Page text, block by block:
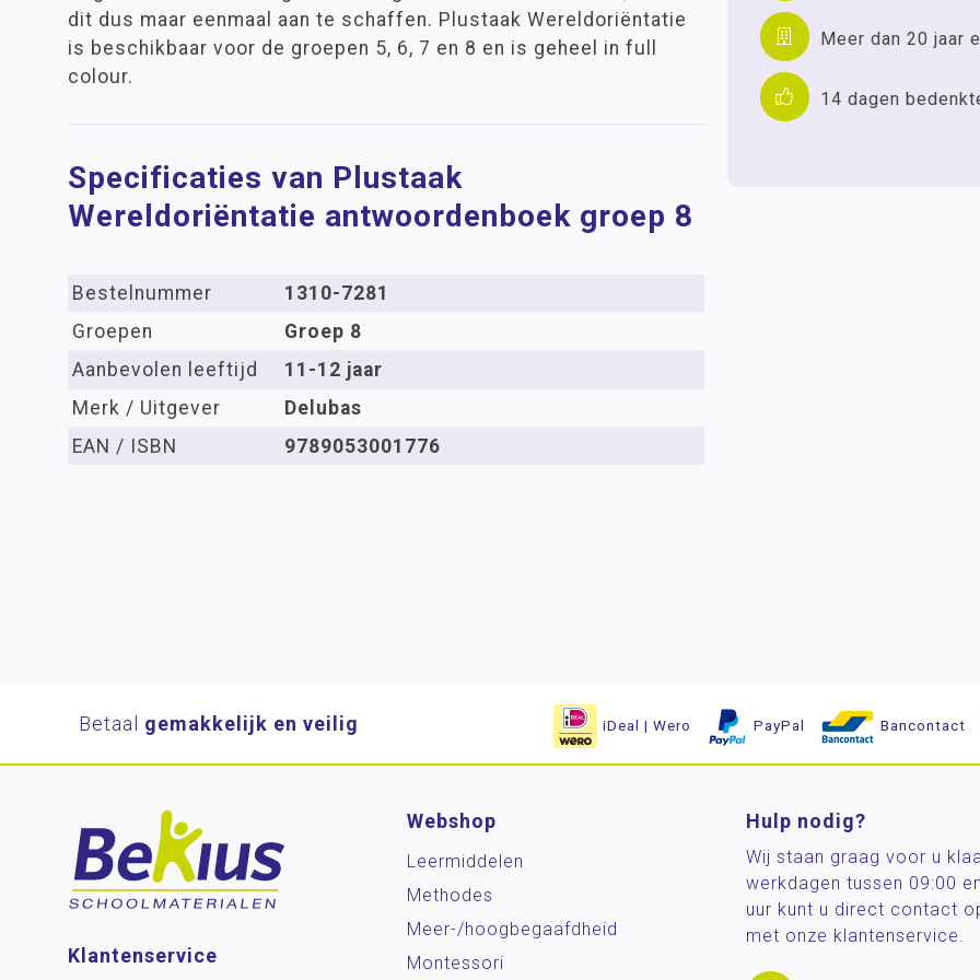
Meer dan 20 jaar
14 dagen
dit dus maar eenmaal aan te schaffen. Plustaak Wereldoriëntatie
is beschikbaar voor de groepen 5, 6, 7 en 8 en is geheel in full
colour.
Specificaties van Plustaak
Wereldoriëntatie antwoordenboek groep 8
Bestelnummer
1310-7281
Groepen
Groep 8
Aanbevolen leeftijd
11-12 jaar
Merk / Uitgever
Delubas
EAN / ISBN
9789053001776
Betaal gemakkelijk en veilig iDeal | Wero PayPal Bancontact
Klantenservice
Webshop
Leermiddelen
Methodes
Meer-/hoog­begaafdheid
Montessori
Hulp nodig?
Wij staan graag voor u
werkdagen tussen 09:00
uur kunt u direct contact
met onze klantenservice.